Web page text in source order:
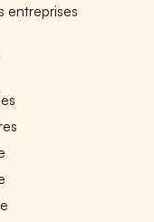
entreprises